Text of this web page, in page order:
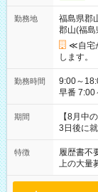
勤務地
福島県郡
郡山(福島
≪自宅
します。
勤務時間
9:00～18:00（休憩60
早番 7:00
と休みを
「でき
ね。 ※Wワーク希望の方へ 今ご覧のお仕事で希望する勤務時間
と、もう
合は応募
期間
【8月中
3日後に
特徴 履歴書不
上の大量